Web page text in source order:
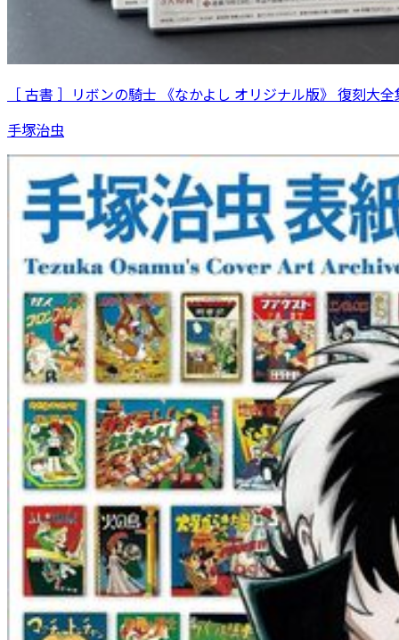
［ 古書 ］リボンの騎士 《なかよし オリジナル版》 復刻大
手塚治虫